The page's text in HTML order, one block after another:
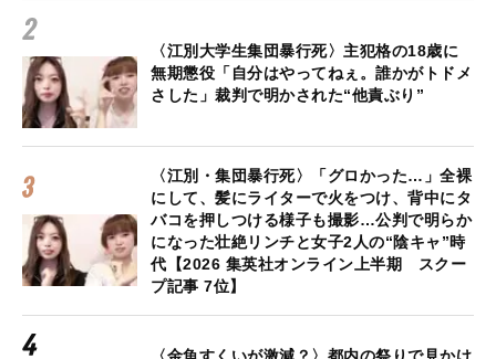
〈江別大学生集団暴行死〉主犯格の18歳に
無期懲役「自分はやってねぇ。誰かがトドメ
さした」裁判で明かされた“他責ぶり”
〈江別・集団暴行死〉「グロかった…」全裸
にして、髪にライターで火をつけ、背中にタ
バコを押しつける様子も撮影…公判で明らか
になった壮絶リンチと女子2人の“陰キャ”時
代【2026 集英社オンライン上半期 スクー
プ記事 7位】
〈金魚すくいが激減？〉都内の祭りで見かけ